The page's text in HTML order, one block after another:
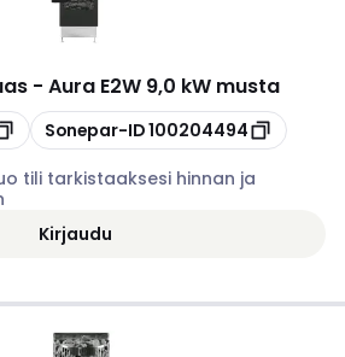
- Aura E2W 9,0 kW musta
Kopioi
Sonepar-ID100204494
tili tarkistaaksesi hinnan ja
Kirjaudu